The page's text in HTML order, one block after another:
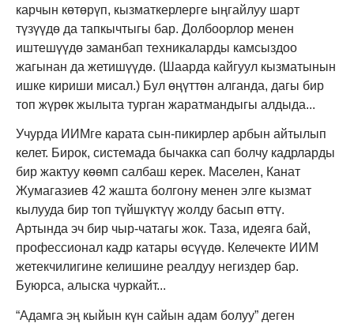
карчын көтөрүп, кызматкерлерге ыңгайлуу шарт
түзүүдө да тапкычтыгы бар. Долбоорлор менен
иштешүүдө заманбап техникаларды камсыздоо
жагынан да жетишүүдө. (Шаарда кайгуул кызматынын
ишке кириши мисал.) Бул өңүттөн алганда, дагы бир
топ жүрөк жылыта турган жаратмандыгы алдыда...
Учурда ИИМге карата сын-пикирлер арбын айтылып
келет. Бирок, системада бычакка сап болчу кадрларды
бир жактуу көөмп салбаш керек. Маселен, Канат
Жумагазиев 42 жашта болгону менен элге кызмат
кылууда бир топ түйшүктүү жолду басып өттү.
Артында эч бир чыр-чатагы жок. Таза, идеяга бай,
профессионал кадр катары өсүүдө. Келечекте ИИМ
жетекчилигине келишине реалдуу негиздер бар.
Буюрса, алыска чуркайт...
“Адамга эң кыйын күн сайын адам болуу” деген